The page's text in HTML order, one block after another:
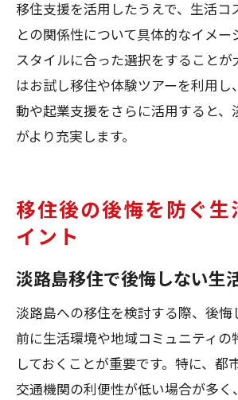
移住支援を活用したうえで、生活コ
との関係性について具体的なイメー
スタイルに合った選択をすることが
はお試し移住や体験ツアーを利用し
動や起業支援をさらに活用すると、
がより充実します。
移住後の後悔を防ぐ生
イント
淡路島移住で後悔しない生
淡路島への移住を検討する際、後悔
前に生活環境や地域コミュニティの
しておくことが重要です。特に、都
交通機関の利便性が低い場合が多く